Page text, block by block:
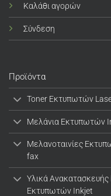
Καλάθι αγορών
Σύνδεση
Προϊόντα
Toner Εκτυπωτών
Μελάνια Εκτυπωτών
Μελανοταινίες
fax
Υλικά
Εκτυπωτών Inkjet